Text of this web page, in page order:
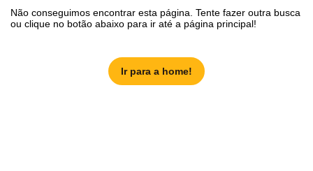
Não conseguimos encontrar esta página. Tente fazer outra busca
ou clique no botão abaixo para ir até a página principal!
Ir para a home!